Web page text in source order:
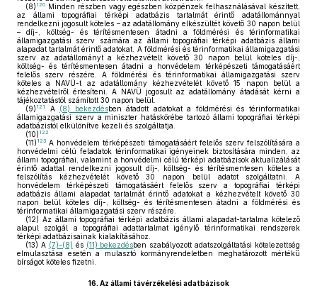
(8) 120 Minden részben vagy egészben közpénzek felhasználásával készített,
az állami topográfiai térképi adatbázis tartalmát érintő adatállománnyal
rendelkezni jogosult köteles – az adatállomány elkészültét követő 30 napon belül
– díj-, költség- és térítésmentesen átadni a földmérési és térinformatikai
államigazgatási szerv számára az állami topográfiai térképi adatbázis állami
alapadat tartalmát érintő adatokat. A földmérési és térinformatikai államigazgatási
szerv az adatállományt a kézhezvételt követő 30 napon belül köteles díj-,
költség- és térítésmentesen átadni a honvédelem térképészeti támogatásáért
felelős szerv részére. A földmérési és térinformatikai államigazgatási szerv
köteles a NAVÜ-t az adatállomány kézhezvételét követő 15 napon belül a
kézhezvételről értesíteni. A NAVÜ jogosult az adatállomány átadását kérni a
tájékoztatástól számított 30 napon belül.
(9) 121 A (8) bekezdésben átadott adatokat a földmérési és térinformatikai
államigazgatási szerv a miniszter hatáskörébe tartozó állami topográfiai térképi
adatbázistól elkülönítve kezeli és szolgáltatja.
(10) 122
(11) 123 A honvédelem térképészeti támogatásáért felelős szerv felszólítására a
honvédelmi célú feladatok térinformatikai igényeinek biztosítására minden, az
állami topográfiai, valamint a honvédelmi célú térképi adatbázisok aktualizálását
érintő adattal rendelkezni jogosult díj-, költség- és térítésmentesen köteles a
felszólítás kézhezvételét követő 30 napon belül adatot szolgáltatni. A
honvédelem térképészeti támogatásáért felelős szerv a topográfiai térképi
adatbázis állami alapadat tartalmát érintő adatokat a kézhezvételt követő 30
napon belül köteles díj-, költség- és térítésmentesen átadni a földmérési és
térinformatikai államigazgatási szerv részére.
(12) Az állami topográfiai térképi adatbázis állami alapadat-tartalma kötelező
alapul szolgál a topográfiai adattartalmat igénylő térinformatikai rendszerek
térképi adatbázisainak kialakításához.
(13) A (7)–(8) és (11) bekezdésben szabályozott adatszolgáltatási kötelezettség
elmulasztása esetén a mulasztó kormányrendeletben meghatározott mértékű
bírságot köteles fizetni.
16. Az állami távérzékelési adatbázisok